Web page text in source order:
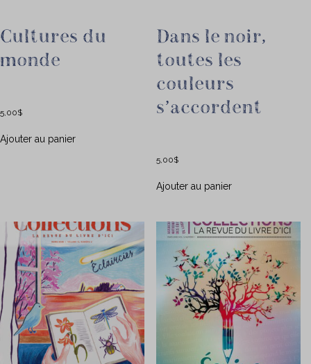
Cultures du
monde
5,00$
Ajouter au panier
Dans le noir,
toutes les
couleurs
s’accordent
5,00$
Ajouter au panier